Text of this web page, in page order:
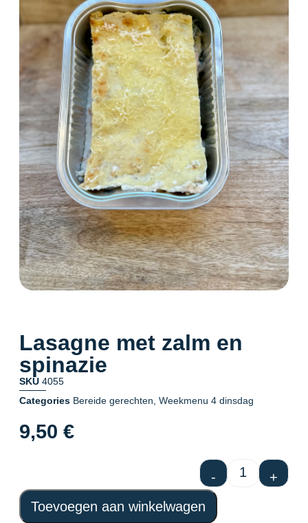
Lasagne met zalm en
spinazie
SKU 4055
Categories Bereide gerechten, Weekmenu 4 dinsdag
9,50 €
-
+
Toevoegen aan winkelwagen